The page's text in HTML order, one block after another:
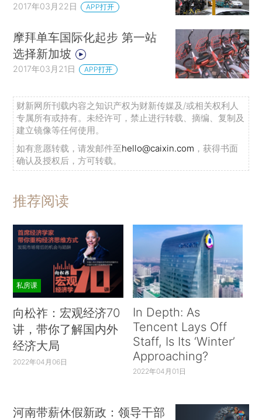
2017年03月22日 APP打开
摩拜单车国际化起步 第一站
选择新加坡
2017年03月21日 APP打开
财新网所刊载内容之知识产权为财新传媒及/或相关权利人
专属所有或持有。未经许可，禁止进行转载、摘编、复制及
建立镜像等任何使用。
如有意愿转载，请发邮件至hello@caixin.com ，获得书面
确认及授权后，方可转载。
推荐阅读
私房课
向松祚：宏观经济70
讲，带你了解国内外
经济大局
2022年04月06日
In Depth: As
Tencent Lays Off
Staff, Is Its ‘Winter’
Approaching?
2022年04月01日
河南带薪休假新政：领导干部